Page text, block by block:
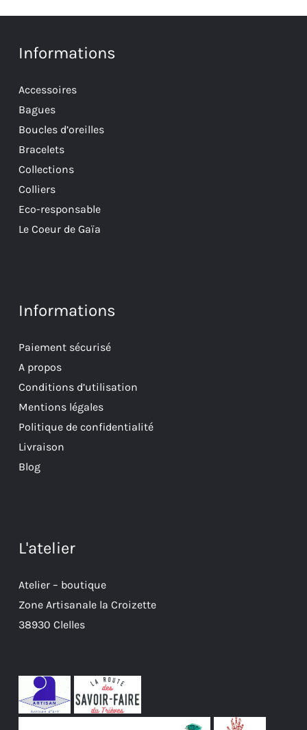
Informations
Accessoires
Bagues
Boucles d’oreilles
Bracelets
Collections
Colliers
Eco-responsable
Le Coeur de Gaïa
Informations
Paiement sécurisé
A propos
Conditions d’utilisation
Mentions légales
Politique de confidentialité
Livraison
Blog
L'atelier
Atelier – boutique
Zone Artisanale la Croizette
38930 Clelles